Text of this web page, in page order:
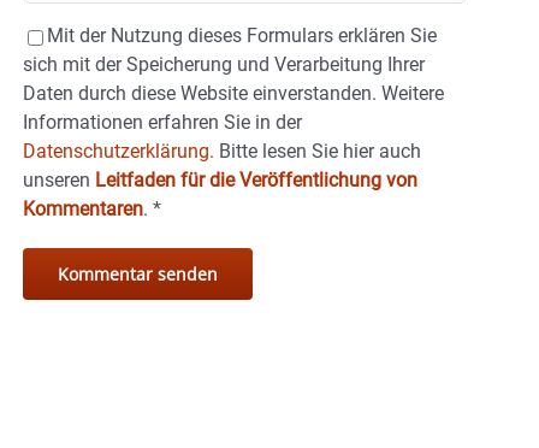
Mit der Nutzung dieses Formulars erklären Sie
sich mit der Speicherung und Verarbeitung Ihrer
Daten durch diese Website einverstanden. Weitere
Informationen erfahren Sie in der
Datenschutzerklärung. Bitte lesen Sie hier auch
unseren Leitfaden für die Veröffentlichung von
Kommentaren. *